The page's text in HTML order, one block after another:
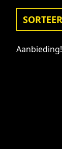
Aanbieding!